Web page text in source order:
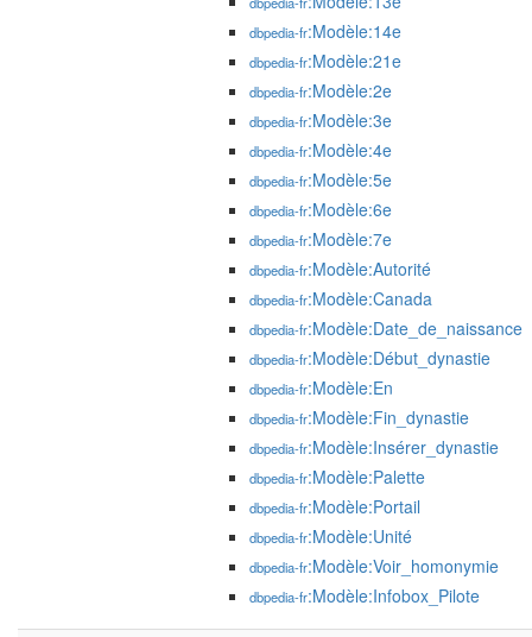
dbpedia-fr:Modèle:14e
dbpedia-fr:Modèle:21e
dbpedia-fr:Modèle:2e
dbpedia-fr:Modèle:3e
dbpedia-fr:Modèle:4e
dbpedia-fr:Modèle:5e
dbpedia-fr:Modèle:6e
dbpedia-fr:Modèle:7e
dbpedia-fr:Modèle:Autorité
dbpedia-fr:Modèle:Canada
dbpedia-fr:Modèle:Date_de_naissance
dbpedia-fr:Modèle:Début_dynastie
dbpedia-fr:Modèle:En
dbpedia-fr:Modèle:Fin_dynastie
dbpedia-fr:Modèle:Insérer_dynastie
dbpedia-fr:Modèle:Palette
dbpedia-fr:Modèle:Portail
dbpedia-fr:Modèle:Unité
dbpedia-fr:Modèle:Voir_homonymie
dbpedia-fr:Modèle:Infobox_Pilote